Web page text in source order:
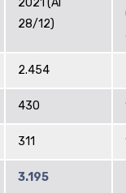
28/12)
2.454
430
311
3.195